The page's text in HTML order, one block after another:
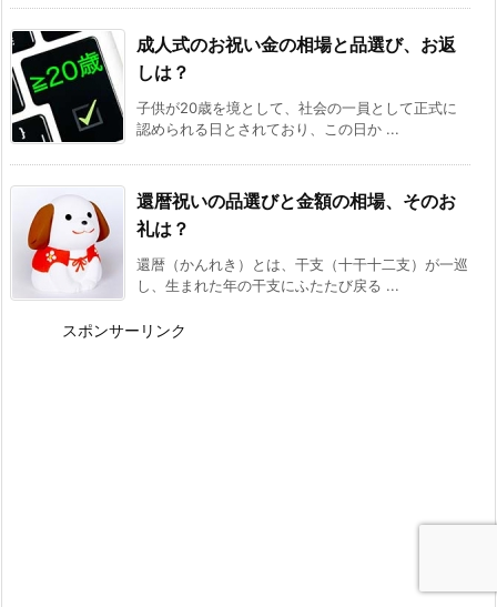
成人式のお祝い金の相場と品選び、お返
しは？
子供が20歳を境として、社会の一員として正式に
認められる日とされており、この日か ...
還暦祝いの品選びと金額の相場、そのお
礼は？
還暦（かんれき）とは、干支（十干十二支）が一巡
し、生まれた年の干支にふたたび戻る ...
スポンサーリンク